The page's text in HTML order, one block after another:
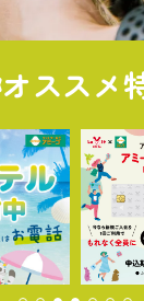
オススメ